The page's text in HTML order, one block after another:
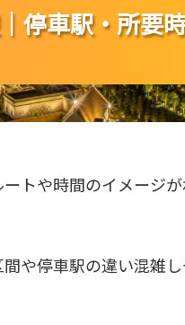
停車駅・所要
停車駅・所要
停車駅・所要
トや時間のイメージ
や停車駅の違い混雑